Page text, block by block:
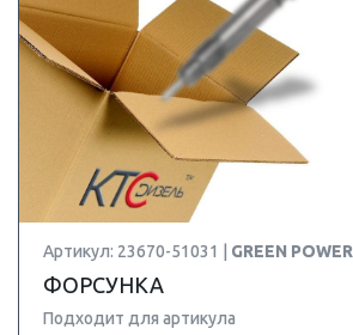
Артикул: 23670-51031 | GREEN POWER
ФОРСУНКА
Подходит для артикула